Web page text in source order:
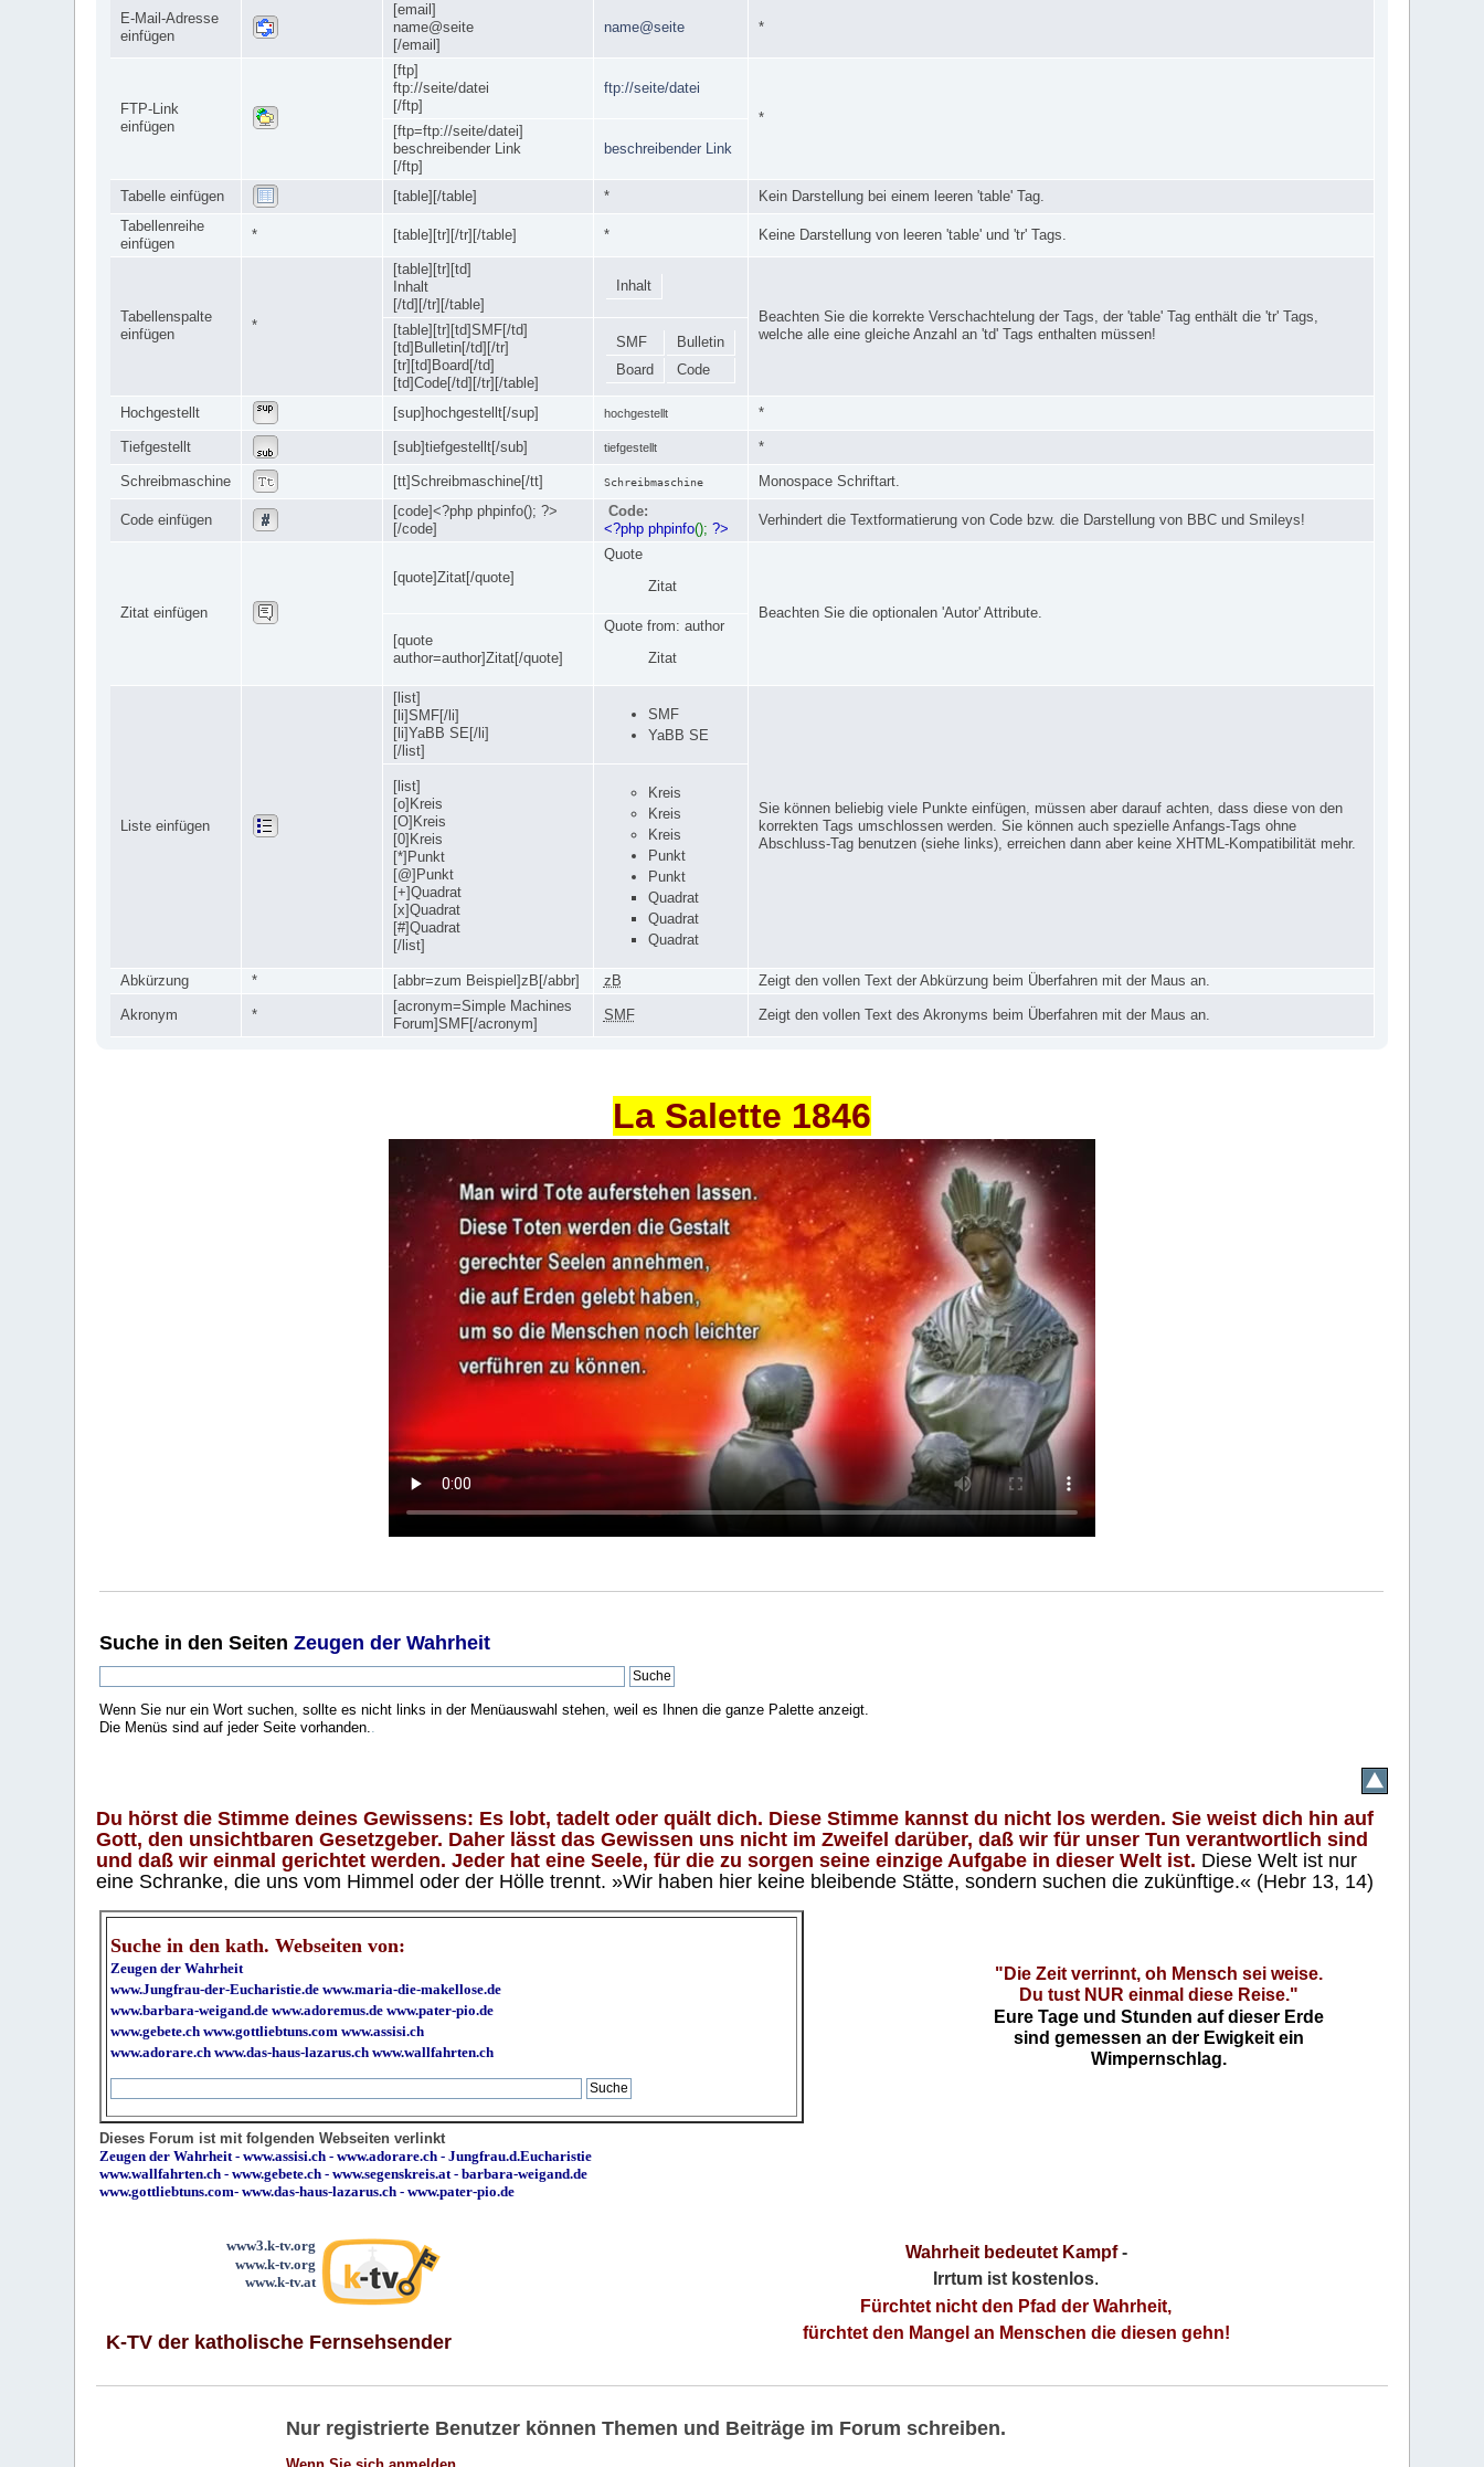
E-Mail-Adresse
einfügen
[email]
name@seite
[/email]
name@seite *
FTP-Link
einfügen
[ftp]
ftp://seite/datei
[/ftp]
ftp://seite/datei
*
[ftp=ftp://seite/datei]
beschreibender Link
[/ftp]
beschreibender Link
Tabelle einfügen [table][/table] *
Kein Darstellung bei einem leeren 'table' Tag.
Tabellenreihe
einfügen
* [table][tr][/tr][/table] * Keine Darstellung von leeren 'table' und 'tr' Tags.
Tabellenspalte
einfügen
*
[table][tr][td]
Inhalt
[/td][/tr][/table]
Inhalt
Beachten Sie die korrekte Verschachtelung der Tags, der 'table' Tag enthält die 'tr' Tags,
welche alle eine gleiche Anzahl an 'td' Tags enthalten müssen!
[table][tr][td]SMF[/td]
[td]Bulletin[/td][/tr]
[tr][td]Board[/td]
[td]Code[/td][/tr][/table]
SMF
Bulletin
Board
Code
Hochgestellt [sup]hochgestellt[/sup] hochgestellt *
Tiefgestellt [sub]tiefgestellt[/sub] tiefgestellt *
Schreibmaschine [tt]Schreibmaschine[/tt] Schreibmaschine Monospace Schriftart.
Code einfügen
[code]<?php phpinfo(); ?>
[/code]
Code:
<?php phpinfo(); ?>
Verhindert die Textformatierung von Code bzw. die Darstellung von BBC und Smileys!
Zitat einfügen
[quote]Zitat[/quote]
Quote
Zitat
Beachten Sie die optionalen 'Autor' Attribute.
[quote
author=author]Zitat[/quote]
Quote from: author
Zitat
Liste einfügen
[list]
[li]SMF[/li]
[li]YaBB SE[/li]
[/list]
SMF
YaBB SE
Sie können beliebig viele Punkte einfügen, müssen aber darauf achten, dass diese von den
korrekten Tags umschlossen werden. Sie können auch spezielle Anfangs-Tags ohne
Abschluss-Tag benutzen (siehe links), erreichen dann aber keine XHTML-Kompatibilität mehr.
[list]
[o]Kreis
[O]Kreis
[0]Kreis
[*]Punkt
[@]Punkt
[+]Quadrat
[x]Quadrat
[#]Quadrat
[/list]
Kreis
Kreis
Kreis
Punkt
Punkt
Quadrat
Quadrat
Quadrat
Abkürzung * [abbr=zum Beispiel]zB[/abbr] zB Zeigt den vollen Text der Abkürzung beim Überfahren mit der Maus an.
Akronym *
[acronym=Simple Machines
Forum]SMF[/acronym]
SMF Zeigt den vollen Text des Akronyms beim Überfahren mit der Maus an.
La Salette 1846
Suche in den SeitenZeugen der Wahrheit
Wenn Sie nur ein Wort suchen, sollte es nicht links in der Menüauswahl stehen, weil es Ihnen die ganze Palette anzeigt.
Die Menüs sind auf jeder Seite vorhanden..
Du hörst die Stimme deines Gewissens: Es lobt, tadelt oder quält dich. Diese Stimme kannst du nicht los werden. Sie weist dich hin auf
Gott, den unsichtbaren Gesetzgeber. Daher lässt das Gewissen uns nicht im Zweifel darüber, daß wir für unser Tun verantwortlich sind
und daß wir einmal gerichtet werden. Jeder hat eine Seele, für die zu sorgen seine einzige Aufgabe in dieser Welt ist. Diese Welt ist nur
eine Schranke, die uns vom Himmel oder der Hölle trennt. »Wir haben hier keine bleibende Stätte, sondern suchen die zukünftige.« (Hebr 13, 14)
Suche in den kath. Webseiten von:
Zeugen der Wahrheit
www.Jungfrau-der-Eucharistie.de www.maria-die-makellose.de
www.barbara-weigand.de www.adoremus.de www.pater-pio.de
www.gebete.ch www.gottliebtuns.com www.assisi.ch
www.adorare.ch www.das-haus-lazarus.ch www.wallfahrten.ch
"Die Zeit verrinnt, oh Mensch sei weise.
Du tust NUR einmal diese Reise."
Eure Tage und Stunden auf dieser Erde
sind gemessen an der Ewigkeit ein
Wimpernschlag.
Dieses Forum ist mit folgenden Webseiten verlinkt
Zeugen der Wahrheit-www.assisi.ch -www.adorare.ch -Jungfrau.d.Eucharistie
www.wallfahrten.ch -www.gebete.ch -www.segenskreis.at-barbara-weigand.de
www.gottliebtuns.com-www.das-haus-lazarus.ch - www.pater-pio.de
www3.k-tv.org
www.k-tv.org
www.k-tv.at
K-TV der katholische Fernsehsender
Wahrheit bedeutet Kampf-
Irrtum ist kostenlos.
Fürchtet nicht den Pfad der Wahrheit,
fürchtet den Mangel an Menschen die diesen gehn!
Nur registrierte Benutzer können Themen und Beiträge im Forum schreiben.